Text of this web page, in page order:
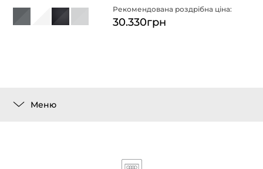
Рекомендована роздрібна ціна:
30.330грн
Меню